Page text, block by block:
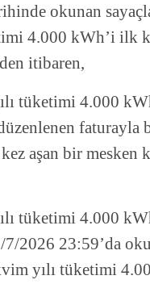
okunan
4.000 kWh’i ilk
itibaren,
tüketimi 4.000
aşan bir mesken
tüketimi 4.000
2026 23:59’da
yılı tüketimi